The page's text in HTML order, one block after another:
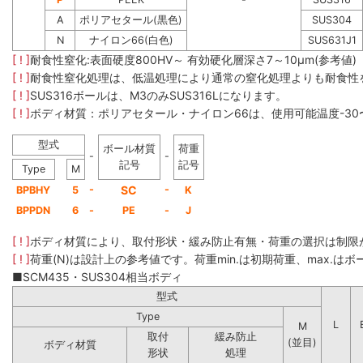
A
ポリアセタール(黒色)
SUS304
N
ナイロン66(白色) SUS631J1
[ ! ]耐食性窒化:表面硬度800HV～ 有効硬化層深さ7～10μm(参考値)
[ ! ]耐食性窒化処理は、低温処理により通常の窒化処理よりも耐食
[ ! ]SUS316ボールは、M3のみSUS316Lになります。
[ ! ]ボディ材質：ポリアセタール・ナイロン66は、使用可能温度-
型式
-
ボール材質
記号
-
荷重
記号
Type
M
BPBHY
5 - SC -
K
BPPDN
6 - PE - J
[ ! ]ボディ材質により、取付形状・緩み防止有無・荷重の選択は制
[ ! ]荷重(N)は設計上の参考値です。荷重min.は初期荷重、max.は
■SCM435・SUS304相当ボディ
型式
L
Type
M
(並目)
ボディ材質
取付
形状
緩み防止
処理